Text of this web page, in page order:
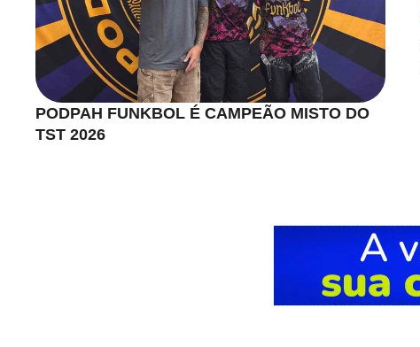
PODPAH FUNKBOL É CAMPEÃO MISTO DO
TST 2026